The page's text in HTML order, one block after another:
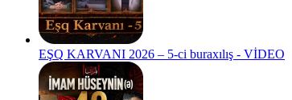
EŞQ KARVANI 2026 – 5-ci buraxılış - VİDEO